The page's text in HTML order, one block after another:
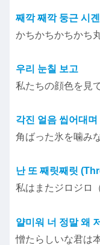
째깍 째깍 둥근 시곈
かちかちかちかち
우리 눈칠 보고
私たちの顔色を見
각진 얼음 씹어대
角ばった氷を噛み
난 또 째릿째릿
私はまたジロジロ
얄미워 너 정말 왜
憎たらしいな君は